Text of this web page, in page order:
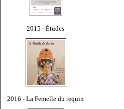
2015 - Études
2016 - La Femelle du requin